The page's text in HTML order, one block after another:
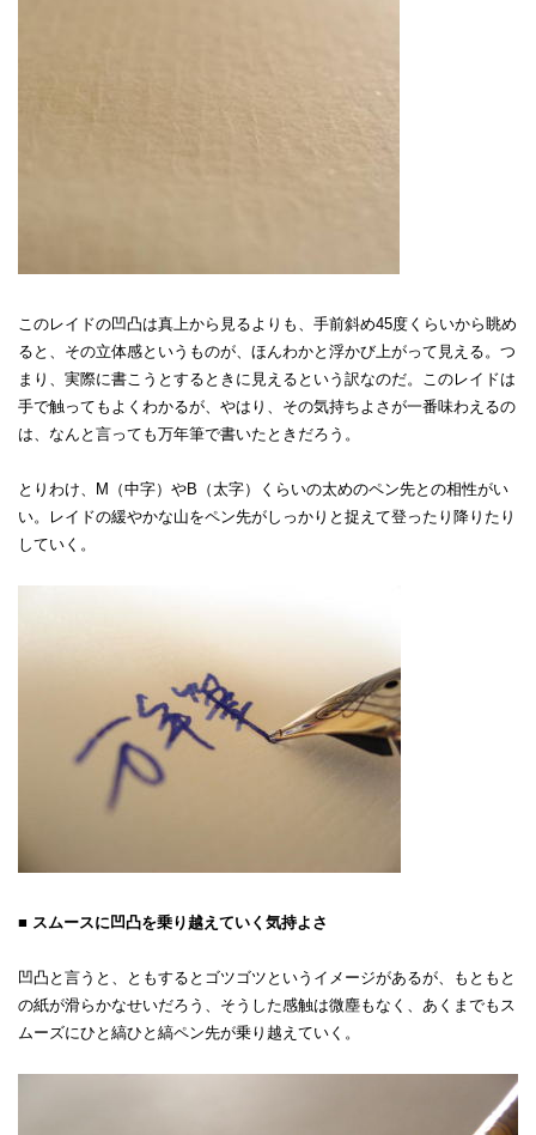
このレイドの凹凸は真上から見るよりも、手前斜め45度くらいから眺め
ると、その立体感というものが、ほんわかと浮かび上がって見える。つ
まり、実際に書こうとするときに見えるという訳なのだ。このレイドは
手で触ってもよくわかるが、やはり、その気持ちよさが一番味わえるの
は、なんと言っても万年筆で書いたときだろう。
とりわけ、M（中字）やB（太字）くらいの太めのペン先との相性がい
い。レイドの緩やかな山をペン先がしっかりと捉えて登ったり降りたり
していく。
■ スムースに凹凸を乗り越えていく気持よさ
凹凸と言うと、ともするとゴツゴツというイメージがあるが、もともと
の紙が滑らかなせいだろう、そうした感触は微塵もなく、あくまでもス
ムーズにひと縞ひと縞ペン先が乗り越えていく。